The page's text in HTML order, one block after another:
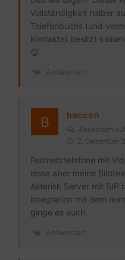
Vollständigkeit halber
Telefonbuchs (und
Kontakte) besitzt
😉
Antworten
beccon
Antworten auf
2. Dezember
Festnetztelefone mit
lasse aber meine
Asterisk Server mit SIP
Integration mit dem
ginge es auch.
Antworten